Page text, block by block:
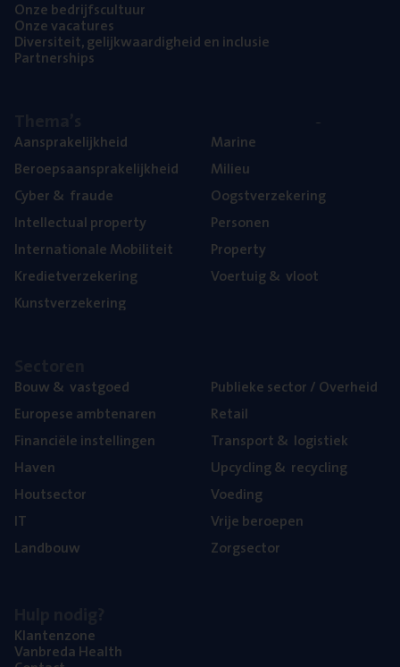
Onze bedrijfs­cul­tuur
Onze vaca­tu­res
Diver­si­teit, gelijk­waar­dig­heid en inclusie
Part­ner­ships
Aan­spra­ke­lijk­heid
Beroeps­aan­spra­ke­lijk­heid
Cyber& fraude
Intel­lec­tu­al property
Inter­na­ti­o­na­le Mobiliteit
Kre­diet­ver­ze­ke­ring
Kunst­ver­ze­ke­ring
Mari­ne
Mili­eu
Oogst­ver­ze­ke­ring
Per­so­nen
Pro­per­ty
Voer­tuig& vloot
Bouw& vastgoed
Euro­pe­se ambtenaren
Finan­ci­ë­le instellingen
Haven
Hout­sec­tor
IT
Land­bouw
Publie­ke sec­tor / Overheid
Retail
Trans­port& logistiek
Upcy­cling& recycling
Voe­ding
Vrije beroe­pen
Zorg­sec­tor
Klan­ten­zo­ne
Van­b­re­da Health